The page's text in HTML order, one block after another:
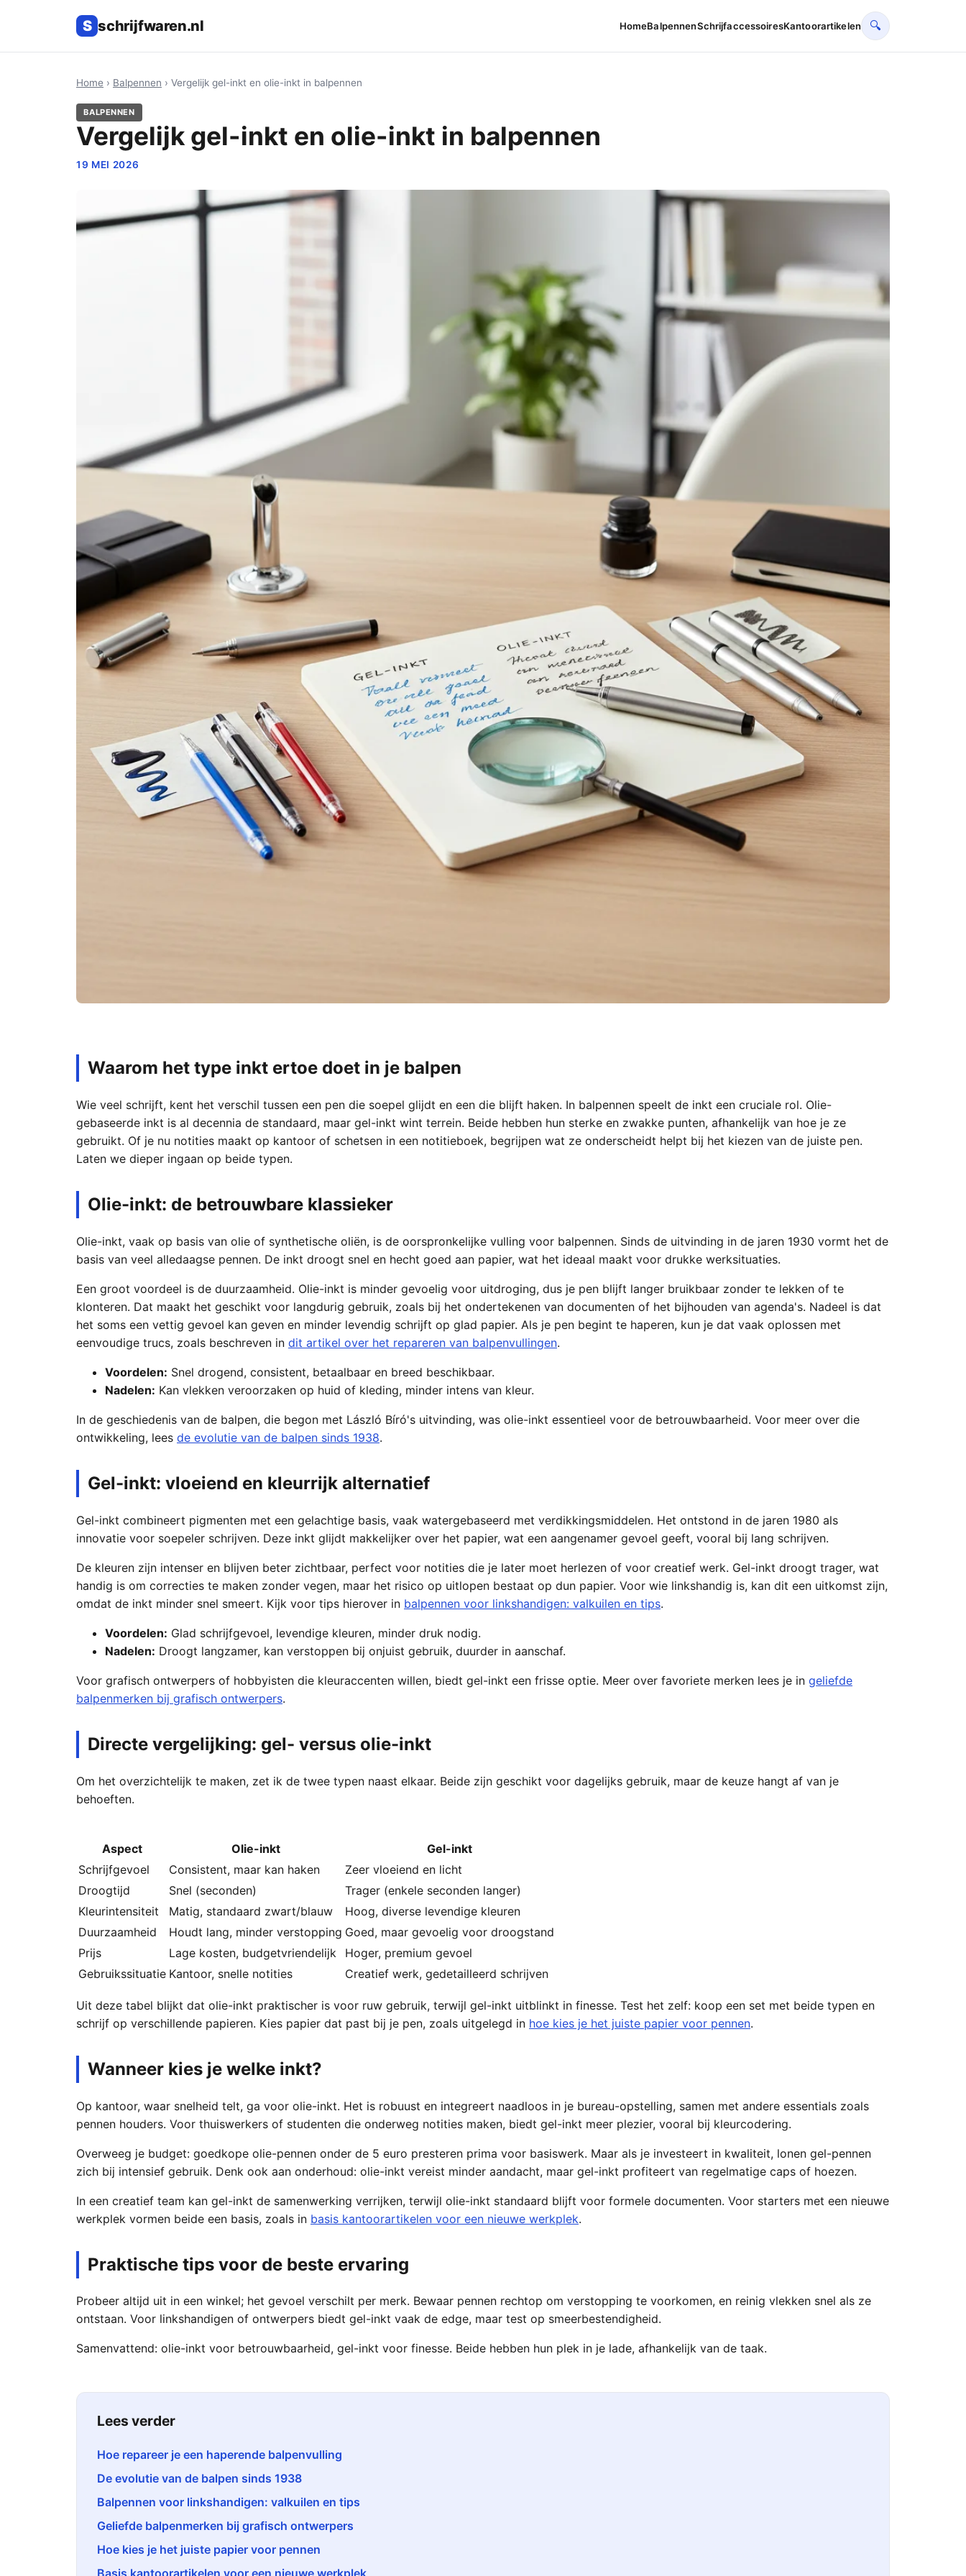
S schrijfwaren.nl HomeBalpennenSchrijfaccessoiresKantoorartikelen 🔍
Home › Balpennen › Vergelijk gel-inkt en olie-inkt in balpennen
BALPENNEN
Vergelijk gel-inkt en olie-inkt in balpennen
19 MEI 2026
Waarom het type inkt ertoe doet in je balpen
Wie veel schrijft, kent het verschil tussen een pen die soepel glijdt en een die blijft haken. In balpennen speelt de inkt een cruciale rol. Olie-
gebaseerde inkt is al decennia de standaard, maar gel-inkt wint terrein. Beide hebben hun sterke en zwakke punten, afhankelijk van hoe je ze
gebruikt. Of je nu notities maakt op kantoor of schetsen in een notitieboek, begrijpen wat ze onderscheidt helpt bij het kiezen van de juiste pen.
Laten we dieper ingaan op beide typen.
Olie-inkt: de betrouwbare klassieker
Olie-inkt, vaak op basis van olie of synthetische oliën, is de oorspronkelijke vulling voor balpennen. Sinds de uitvinding in de jaren 1930 vormt het de
basis van veel alledaagse pennen. De inkt droogt snel en hecht goed aan papier, wat het ideaal maakt voor drukke werksituaties.
Een groot voordeel is de duurzaamheid. Olie-inkt is minder gevoelig voor uitdroging, dus je pen blijft langer bruikbaar zonder te lekken of te
klonteren. Dat maakt het geschikt voor langdurig gebruik, zoals bij het ondertekenen van documenten of het bijhouden van agenda's. Nadeel is dat
het soms een vettig gevoel kan geven en minder levendig schrijft op glad papier. Als je pen begint te haperen, kun je dat vaak oplossen met
eenvoudige trucs, zoals beschreven in dit artikel over het repareren van balpenvullingen.
Voordelen: Snel drogend, consistent, betaalbaar en breed beschikbaar.
Nadelen: Kan vlekken veroorzaken op huid of kleding, minder intens van kleur.
In de geschiedenis van de balpen, die begon met László Bíró's uitvinding, was olie-inkt essentieel voor de betrouwbaarheid. Voor meer over die
ontwikkeling, lees de evolutie van de balpen sinds 1938.
Gel-inkt: vloeiend en kleurrijk alternatief
Gel-inkt combineert pigmenten met een gelachtige basis, vaak watergebaseerd met verdikkingsmiddelen. Het ontstond in de jaren 1980 als
innovatie voor soepeler schrijven. Deze inkt glijdt makkelijker over het papier, wat een aangenamer gevoel geeft, vooral bij lang schrijven.
De kleuren zijn intenser en blijven beter zichtbaar, perfect voor notities die je later moet herlezen of voor creatief werk. Gel-inkt droogt trager, wat
handig is om correcties te maken zonder vegen, maar het risico op uitlopen bestaat op dun papier. Voor wie linkshandig is, kan dit een uitkomst zijn,
omdat de inkt minder snel smeert. Kijk voor tips hierover in balpennen voor linkshandigen: valkuilen en tips.
Voordelen: Glad schrijfgevoel, levendige kleuren, minder druk nodig.
Nadelen: Droogt langzamer, kan verstoppen bij onjuist gebruik, duurder in aanschaf.
Voor grafisch ontwerpers of hobbyisten die kleuraccenten willen, biedt gel-inkt een frisse optie. Meer over favoriete merken lees je in geliefde
balpenmerken bij grafisch ontwerpers.
Directe vergelijking: gel- versus olie-inkt
Om het overzichtelijk te maken, zet ik de twee typen naast elkaar. Beide zijn geschikt voor dagelijks gebruik, maar de keuze hangt af van je
behoeften.
Aspect Olie-inkt
Gel-inkt
Schrijfgevoel
Consistent, maar kan haken
Zeer vloeiend en licht
Droogtijd
Snel (seconden)
Trager (enkele seconden langer)
Kleurintensiteit
Matig, standaard zwart/blauw
Hoog, diverse levendige kleuren
Duurzaamheid
Houdt lang, minder verstopping Goed, maar gevoelig voor droogstand
Prijs
Lage kosten, budgetvriendelijk
Hoger, premium gevoel
Gebruikssituatie Kantoor, snelle notities Creatief werk, gedetailleerd schrijven
Uit deze tabel blijkt dat olie-inkt praktischer is voor ruw gebruik, terwijl gel-inkt uitblinkt in finesse. Test het zelf: koop een set met beide typen en
schrijf op verschillende papieren. Kies papier dat past bij je pen, zoals uitgelegd in hoe kies je het juiste papier voor pennen.
Wanneer kies je welke inkt?
Op kantoor, waar snelheid telt, ga voor olie-inkt. Het is robuust en integreert naadloos in je bureau-opstelling, samen met andere essentials zoals
pennen houders. Voor thuiswerkers of studenten die onderweg notities maken, biedt gel-inkt meer plezier, vooral bij kleurcodering.
Overweeg je budget: goedkope olie-pennen onder de 5 euro presteren prima voor basiswerk. Maar als je investeert in kwaliteit, lonen gel-pennen
zich bij intensief gebruik. Denk ook aan onderhoud: olie-inkt vereist minder aandacht, maar gel-inkt profiteert van regelmatige caps of hoezen.
In een creatief team kan gel-inkt de samenwerking verrijken, terwijl olie-inkt standaard blijft voor formele documenten. Voor starters met een nieuwe
werkplek vormen beide een basis, zoals in basis kantoorartikelen voor een nieuwe werkplek.
Praktische tips voor de beste ervaring
Probeer altijd uit in een winkel; het gevoel verschilt per merk. Bewaar pennen rechtop om verstopping te voorkomen, en reinig vlekken snel als ze
ontstaan. Voor linkshandigen of ontwerpers biedt gel-inkt vaak de edge, maar test op smeerbestendigheid.
Samenvattend: olie-inkt voor betrouwbaarheid, gel-inkt voor finesse. Beide hebben hun plek in je lade, afhankelijk van de taak.
Lees verder
Hoe repareer je een haperende balpenvulling
De evolutie van de balpen sinds 1938
Balpennen voor linkshandigen: valkuilen en tips
Geliefde balpenmerken bij grafisch ontwerpers
Hoe kies je het juiste papier voor pennen
Basis kantoorartikelen voor een nieuwe werkplek